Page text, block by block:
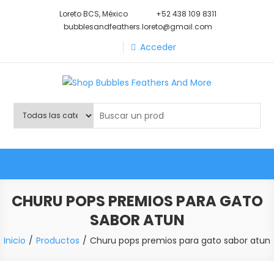
Loreto BCS, México
+52 438 109 8311
bubblesandfeathers.loreto@gmail.com
Acceder
Shop Bubbles Feathers And
More
CHURU POPS PREMIOS PARA GATO
SABOR ATUN
Inicio Productos Churu pops premios para gato sabor atun